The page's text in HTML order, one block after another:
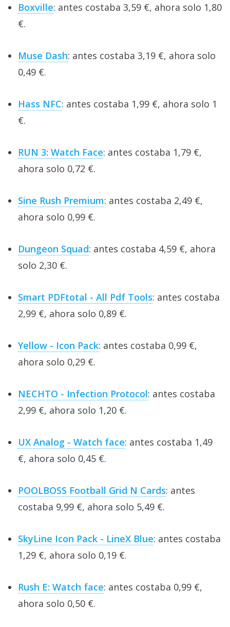
Boxville: antes costaba 3,59 €, ahora solo 1,80
€.
Muse Dash: antes costaba 3,19 €, ahora solo
0,49 €.
Hass NFC: antes costaba 1,99 €, ahora solo 1
€.
RUN 3: Watch Face: antes costaba 1,79 €,
ahora solo 0,72 €.
Sine Rush Premium: antes costaba 2,49 €,
ahora solo 0,99 €.
Dungeon Squad: antes costaba 4,59 €, ahora
solo 2,30 €.
Smart PDFtotal - All Pdf Tools: antes costaba
2,99 €, ahora solo 0,89 €.
Yellow - Icon Pack: antes costaba 0,99 €,
ahora solo 0,29 €.
NECHTO - Infection Protocol: antes costaba
2,99 €, ahora solo 1,20 €.
UX Analog - Watch face: antes costaba 1,49
€, ahora solo 0,45 €.
POOLBOSS Football Grid N Cards: antes
costaba 9,99 €, ahora solo 5,49 €.
SkyLine Icon Pack - LineX Blue: antes costaba
1,29 €, ahora solo 0,19 €.
Rush E: Watch face: antes costaba 0,99 €,
ahora solo 0,50 €.